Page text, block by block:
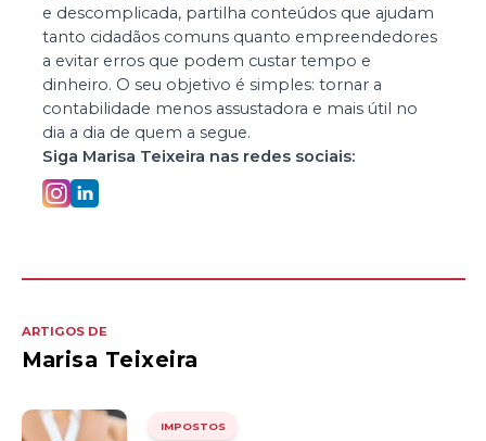
e descomplicada, partilha conteúdos que ajudam
tanto cidadãos comuns quanto empreendedores
a evitar erros que podem custar tempo e
dinheiro. O seu objetivo é simples: tornar a
contabilidade menos assustadora e mais útil no
dia a dia de quem a segue.
Siga Marisa Teixeira nas redes sociais:
ARTIGOS DE
Marisa Teixeira
IMPOSTOS